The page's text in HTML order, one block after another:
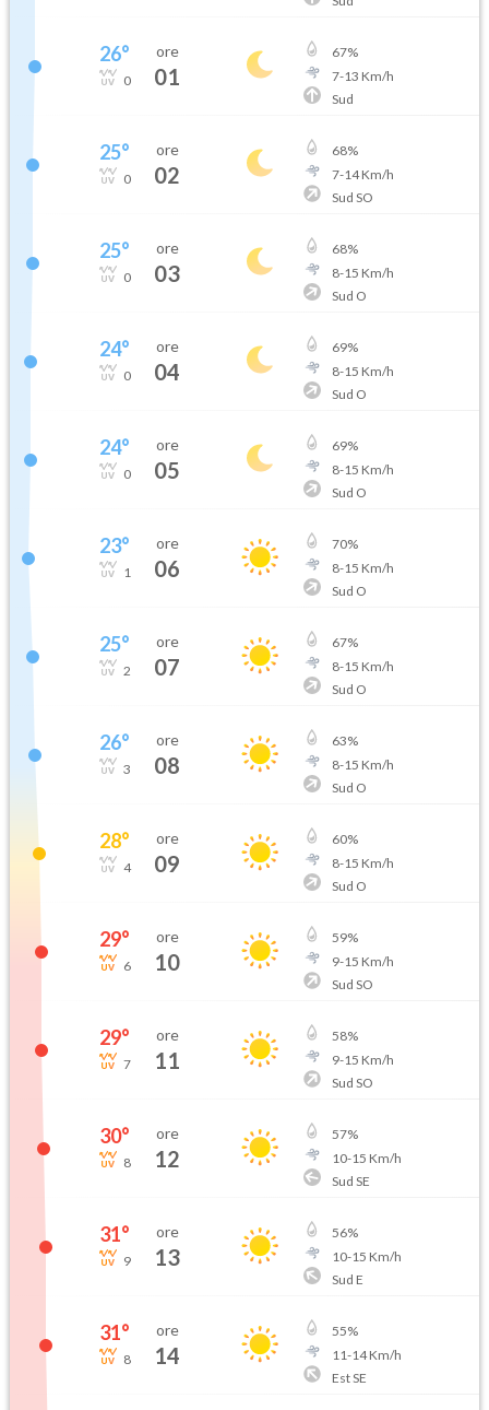
26°
0
ore
01
67%
7-13 Km/h
Sud
25°
0
ore
02
68%
7-14Km/h
Sud SO
25°
0
ore
03
68%
8-15 Km/h
Sud O
24°
0
ore
04
69%
8-15 Km/h
Sud O
24°
0
ore
05
69%
8-15 Km/h
Sud O
23°
1
ore
06
70%
8-15 Km/h
Sud O
25°
2
ore
07
67%
8-15 Km/h
Sud O
26°
3
ore
08
63%
8-15 Km/h
Sud O
28°
4
ore
09
60%
8-15 Km/h
Sud O
29°
6
ore
10
59%
9-15 Km/h
Sud SO
29°
7
ore
11
58%
9-15 Km/h
Sud SO
30°
8
ore
12
57%
10-15 Km/h
Sud SE
31°
9
ore
13
56%
10-15 Km/h
Sud E
31°
8
ore
14
55%
11-14Km/h
Est SE